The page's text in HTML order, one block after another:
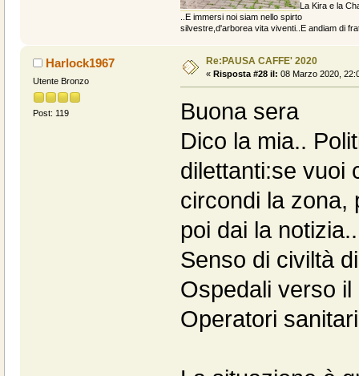
La Kira e la
..E immersi noi siam nello spirto
silvestre,d'arborea vita viventi..E andiam di
Harlock1967
Utente Bronzo
Post: 119
Re:PAUSA CAFFE' 2020
« Risposta #28 il: 08 Marzo 2020,
Buona sera
Dico la mia..
dilettanti:se vuoi
circondi la zona,
poi dai la
Senso di civiltà
Ospedali verso il
Operatori